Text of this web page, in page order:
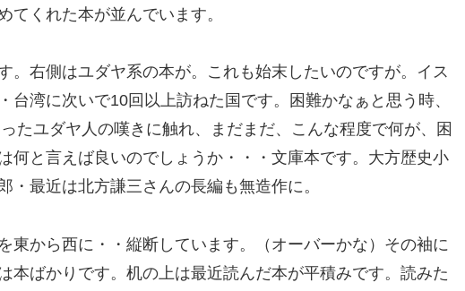
てくれた本が並んでいます。
。右側はユダヤ系の本が。これも始末したいのですが。イス
台湾に次いで10回以上訪ねた国です。困難かなぁと思う時、
たユダヤ人の嘆きに触れ、まだまだ、こんな程度で何が、困
何と言えば良いのでしょうか・・・文庫本です。大方歴史小
最近は北方謙三さんの長編も無造作に。
東から西に・・縦断しています。（オーバーかな）その袖に
本ばかりです。机の上は最近読んだ本が平積みです。読みた